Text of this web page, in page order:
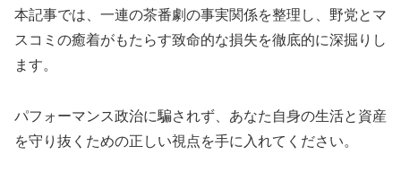
本記事では、一連の茶番劇の事実関係を整理し、野党とマ
スコミの癒着がもたらす致命的な損失を徹底的に深掘りし
ます。
パフォーマンス政治に騙されず、あなた自身の生活と資産
を守り抜くための正しい視点を手に入れてください。